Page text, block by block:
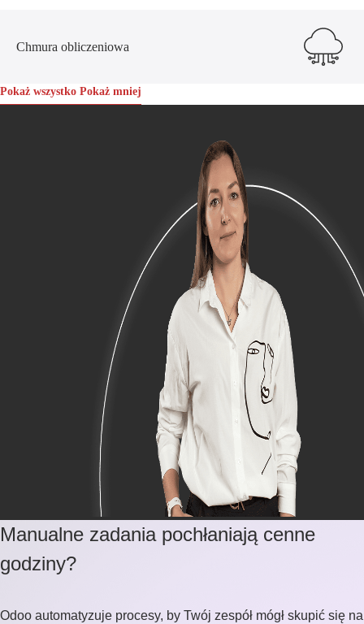
Chmura obliczeniowa
Pokaż wszystko Pokaż mniej
Manualne zadania pochłaniają cenne
godziny?
Odoo automatyzuje procesy, by Twój zespół mógł skupić się na